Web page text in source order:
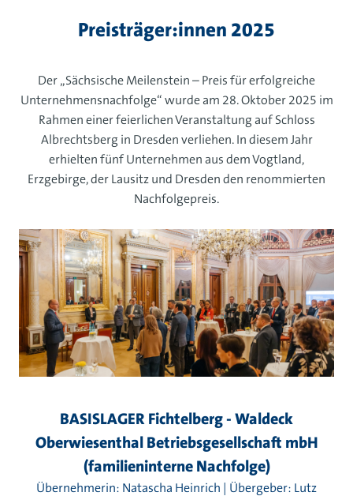
Preisträger:innen 2025
Der „Sächsische Meilenstein – Preis für erfolgreiche
Unternehmensnachfolge“ wurde am 28. Oktober 2025 im
Rahmen einer feierlichen Veranstaltung auf Schloss
Albrechtsberg in Dresden verliehen. In diesem Jahr
erhielten fünf Unternehmen aus dem Vogtland,
Erzgebirge, der Lausitz und Dresden den renommierten
Nachfolgepreis.
BASISLAGER Fichtelberg - Waldeck
Oberwiesenthal Betriebsgesellschaft mbH
(familieninterne Nachfolge)
Übernehmerin: Natascha Heinrich | Übergeber: Lutz